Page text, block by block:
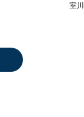
室